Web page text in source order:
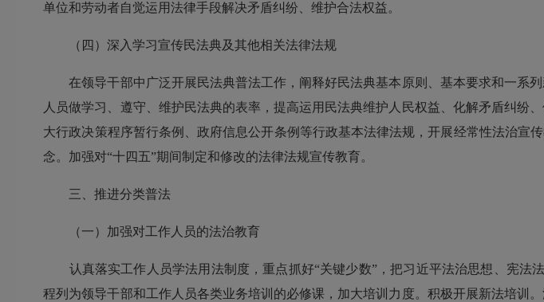
单位和劳动者自觉运用法律手段解决矛盾纠纷、维护合法权益。
（四）深入学习宣传民法典及其他相关法律法规
在领导干部中广泛开展民法典普法工作，阐释好民法典基本原则、基本要求和一系
人员做学习、遵守、维护民法典的表率，提高运用民法典维护人民权益、化解矛盾纠
大行政决策程序暂行条例、政府信息公开条例等行政基本法律法规，开展经常性法治宣
念。加强对“十四五”期间制定和修改的法律法规宣传教育。
三、推进分类普法
（一）加强对工作人员的法治教育
认真落实工作人员学法用法制度，重点抓好“关键少数”，把习近平法治思想、宪法
程列为领导干部和工作人员各类业务培训的必修课，加大培训力度。积极开展新法培训